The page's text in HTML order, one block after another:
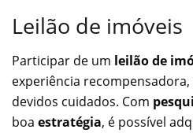
Leilão de imóveis
Participar de um leilão de
experiência
devidos cuidados. Com
boa estratégia, é possível